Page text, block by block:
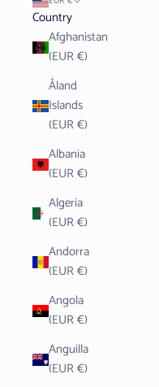
Country
Afghanistan
(EUR €)
Åland
Islands
(EUR €)
Albania
(EUR €)
Algeria
(EUR €)
Andorra
(EUR €)
Angola
(EUR €)
Anguilla
(EUR €)